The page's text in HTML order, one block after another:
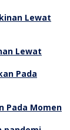
Lewat
Pada Momen